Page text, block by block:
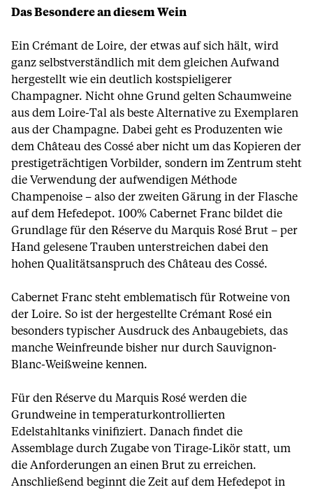
Das Besondere an diesem Wein
Ein Crémant de Loire, der etwas auf sich hält, wird
ganz selbstverständlich mit dem gleichen Aufwand
hergestellt wie ein deutlich kostspieligerer
Champagner. Nicht ohne Grund gelten Schaumweine
aus dem Loire-Tal als beste Alternative zu Exemplaren
aus der Champagne. Dabei geht es Produzenten wie
dem Château des Cossé aber nicht um das Kopieren der
prestigeträchtigen Vorbilder, sondern im Zentrum steht
die Verwendung der aufwendigen Méthode
Champenoise – also der zweiten Gärung in der Flasche
auf dem Hefedepot. 100% Cabernet Franc bildet die
Grundlage für den Réserve du Marquis Rosé Brut – per
Hand gelesene Trauben unterstreichen dabei den
hohen Qualitätsanspruch des Château des Cossé.
Cabernet Franc steht emblematisch für Rotweine von
der Loire. So ist der hergestellte Crémant Rosé ein
besonders typischer Ausdruck des Anbaugebiets, das
manche Weinfreunde bisher nur durch Sauvignon-
Blanc-Weißweine kennen.
Für den Réserve du Marquis Rosé werden die
Grundweine in temperaturkontrollierten
Edelstahltanks vinifiziert. Danach findet die
Assemblage durch Zugabe von Tirage-Likör statt, um
die Anforderungen an einen Brut zu erreichen.
Anschließend beginnt die Zeit auf dem Hefedepot in